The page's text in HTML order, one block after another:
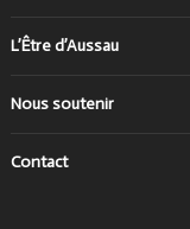
L’Être d’Aussau
Nous soutenir
Contact